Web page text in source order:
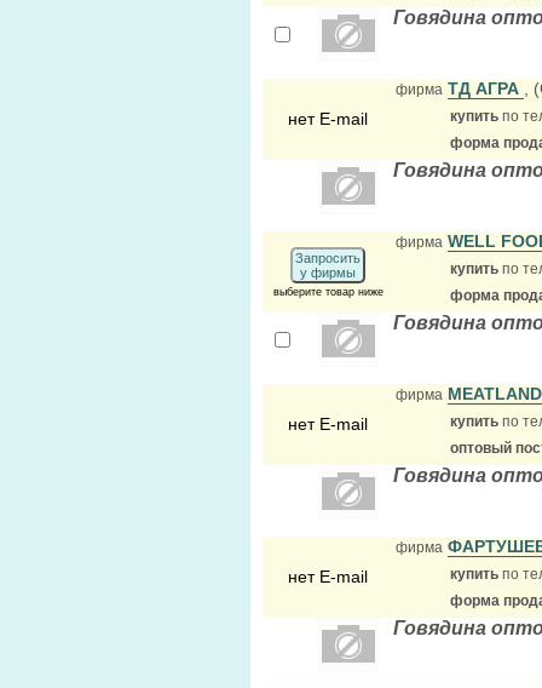
Говядина
нет E-mail
фирма ТД АГРА ,
купить по
форма
Говядина
Запросить
у фирмы
выберите товар ниже
фирма WELL
купить по
форма
Говядина
нет E-mail
фирма
купить по
оптовый
Говядина
нет E-mail
фирма
купить по
форма
Говядина